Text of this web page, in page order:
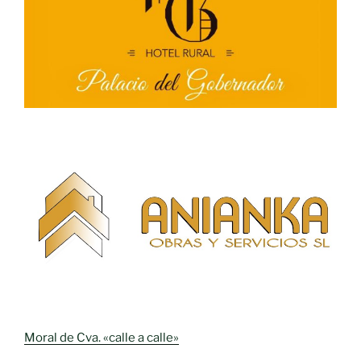
Moral de Cva. «calle a calle»